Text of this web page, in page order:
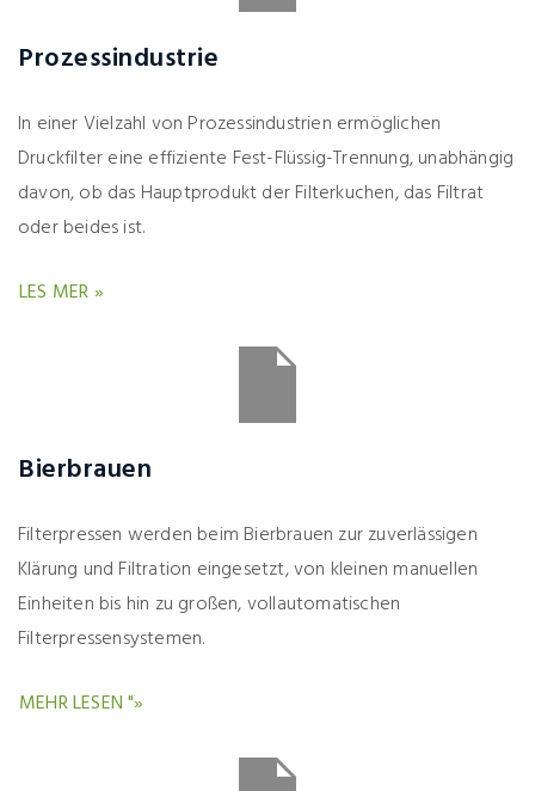
Prozessindustrie
In einer Vielzahl von Prozessindustrien ermöglichen
Druckfilter eine effiziente Fest-Flüssig-Trennung, unabhängig
davon, ob das Hauptprodukt der Filterkuchen, das Filtrat
oder beides ist.
LES MER »
Bierbrauen
Filterpressen werden beim Bierbrauen zur zuverlässigen
Klärung und Filtration eingesetzt, von kleinen manuellen
Einheiten bis hin zu großen, vollautomatischen
Filterpressensystemen.
MEHR LESEN "»